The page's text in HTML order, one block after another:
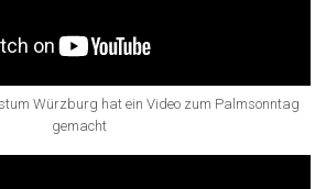
Würzburg hat ein Video zum Palmsonntag
gemacht